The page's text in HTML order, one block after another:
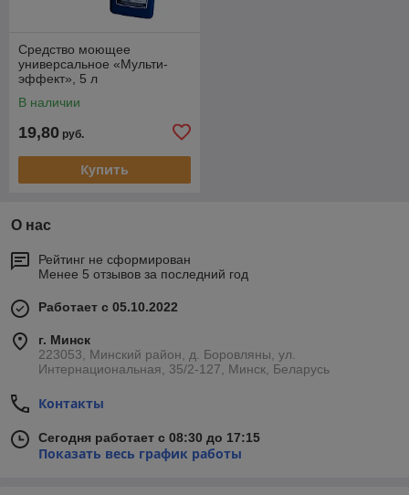
Средство моющее
универсальное «Мульти-
эффект», 5 л
В наличии
19,80 руб.
Купить
О нас
Рейтинг не сформирован
Менее 5 отзывов за последний год
Работает с 05.10.2022
г. Минск
223053, Минский район, д. Боровляны, ул.
Интернациональная, 35/2-127, Минск, Беларусь
Контакты
Сегодня работает с 08:30 до 17:15
Показать весь график работы